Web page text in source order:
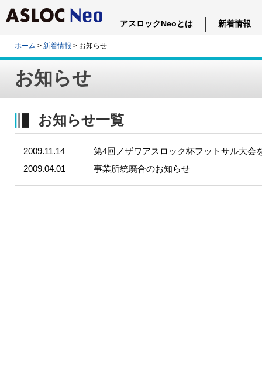
アスロックNeoとは 新着情報
ホーム > 新着情報 > お知らせ
お知らせ
お知らせ一覧
2009.11.14
第4回ノザワアスロック杯フットサル大会
2009.04.01
事業所統廃合のお知らせ